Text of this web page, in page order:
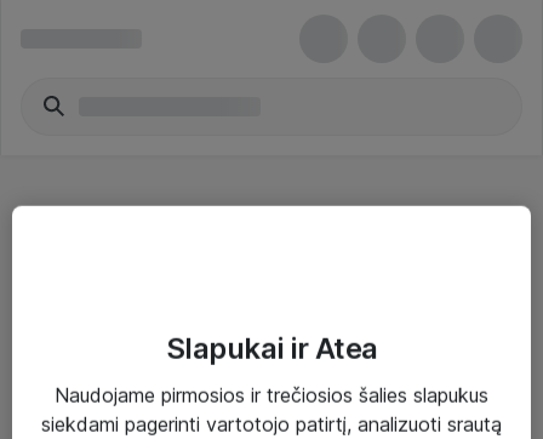
Sprendimai ir paslaugos
Slapukai ir Atea
Naudojame pirmosios ir trečiosios šalies slapukus
siekdami pagerinti vartotojo patirtį, analizuoti srautą